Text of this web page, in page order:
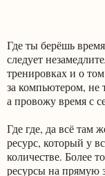
Где ты берёшь
следует
тренировках и о
за компьютером, не
а провожу время с
Где где, да всё там
ресурс, который у
количестве. Более
ресурсы на прямую